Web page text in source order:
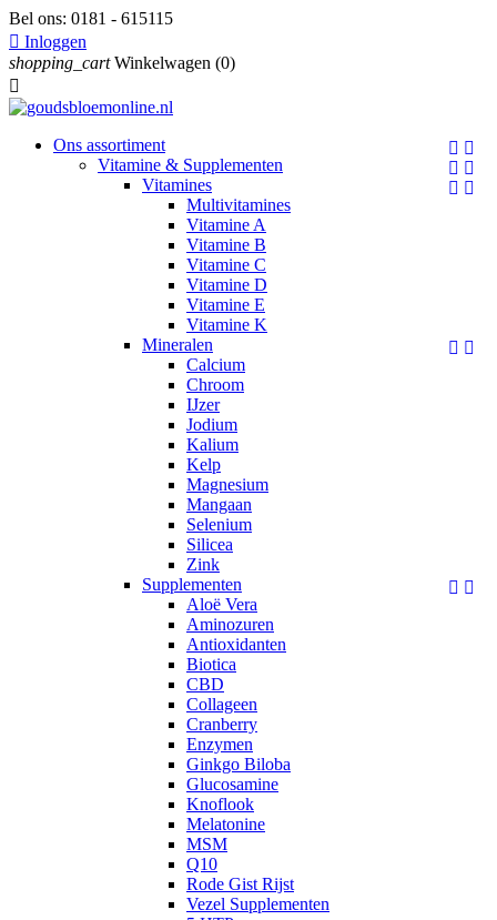
Bel ons: 0181 - 615115
 Inloggen
shopping_cart Winkelwagen (0)

 
Ons assortiment
 
Vitamine & Supplementen
 
Vitamines
Multivitamines
Vitamine A
Vitamine B
Vitamine C
Vitamine D
Vitamine E
Vitamine K
 
Mineralen
Calcium
Chroom
IJzer
Jodium
Kalium
Kelp
Magnesium
Mangaan
Selenium
Silicea
Zink
 
Supplementen
Aloë Vera
Aminozuren
Antioxidanten
Biotica
CBD
Collageen
Cranberry
Enzymen
Ginkgo Biloba
Glucosamine
Knoflook
Melatonine
MSM
Q10
Rode Gist Rijst
Vezel Supplementen